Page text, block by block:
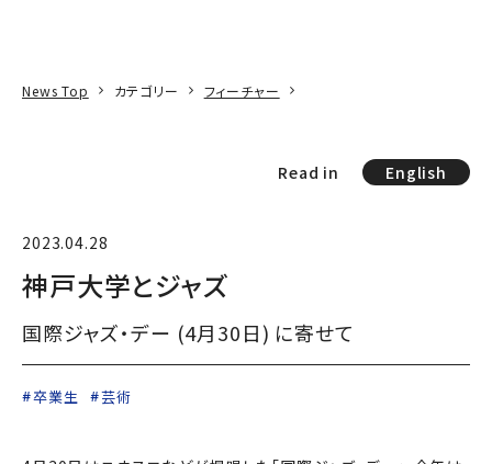
News Top カテゴリー フィーチャー
Read in English
2023.04.28
神戸大学とジャズ
国際ジャズ・デー (4月30日) に寄せて
卒業生 芸術